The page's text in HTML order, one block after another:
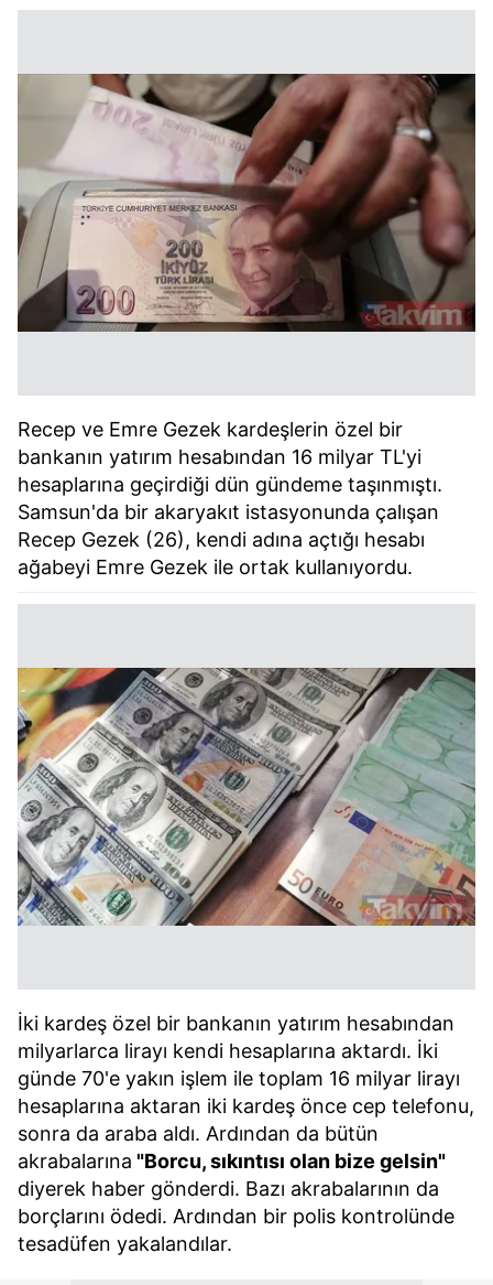
Recep ve Emre Gezek kardeşlerin özel bir
bankanın yatırım hesabından 16 milyar TL'yi
hesaplarına geçirdiği dün gündeme taşınmıştı.
Samsun'da bir akaryakıt istasyonunda çalışan
Recep Gezek (26), kendi adına açtığı hesabı
ağabeyi Emre Gezek ile ortak kullanıyordu.
İki kardeş özel bir bankanın yatırım hesabından
milyarlarca lirayı kendi hesaplarına aktardı. İki
günde 70'e yakın işlem ile toplam 16 milyar lirayı
hesaplarına aktaran iki kardeş önce cep telefonu,
sonra da araba aldı. Ardından da bütün
akrabalarına "Borcu, sıkıntısı olan bize gelsin"
diyerek haber gönderdi. Bazı akrabalarının da
borçlarını ödedi. Ardından bir polis kontrolünde
tesadüfen yakalandılar.